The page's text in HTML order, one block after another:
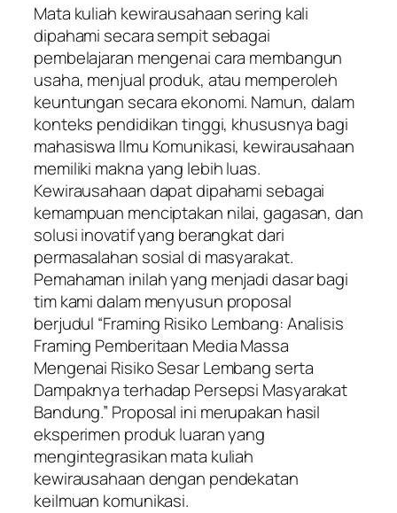
Mata kuliah kewirausahaan sering kali
dipahami secara sempit sebagai
pembelajaran mengenai cara membangun
usaha, menjual produk, atau memperoleh
keuntungan secara ekonomi. Namun, dalam
konteks pendidikan tinggi, khususnya bagi
mahasiswa Ilmu Komunikasi, kewirausahaan
memiliki makna yang lebih luas.
Kewirausahaan dapat dipahami sebagai
kemampuan menciptakan nilai, gagasan, dan
solusi inovatif yang berangkat dari
permasalahan sosial di masyarakat.
Pemahaman inilah yang menjadi dasar bagi
tim kami dalam menyusun proposal
berjudul “Framing Risiko Lembang: Analisis
Framing Pemberitaan Media Massa
Mengenai Risiko Sesar Lembang serta
Dampaknya terhadap Persepsi Masyarakat
Bandung.” Proposal ini merupakan hasil
eksperimen produk luaran yang
mengintegrasikan mata kuliah
kewirausahaan dengan pendekatan
keilmuan komunikasi.